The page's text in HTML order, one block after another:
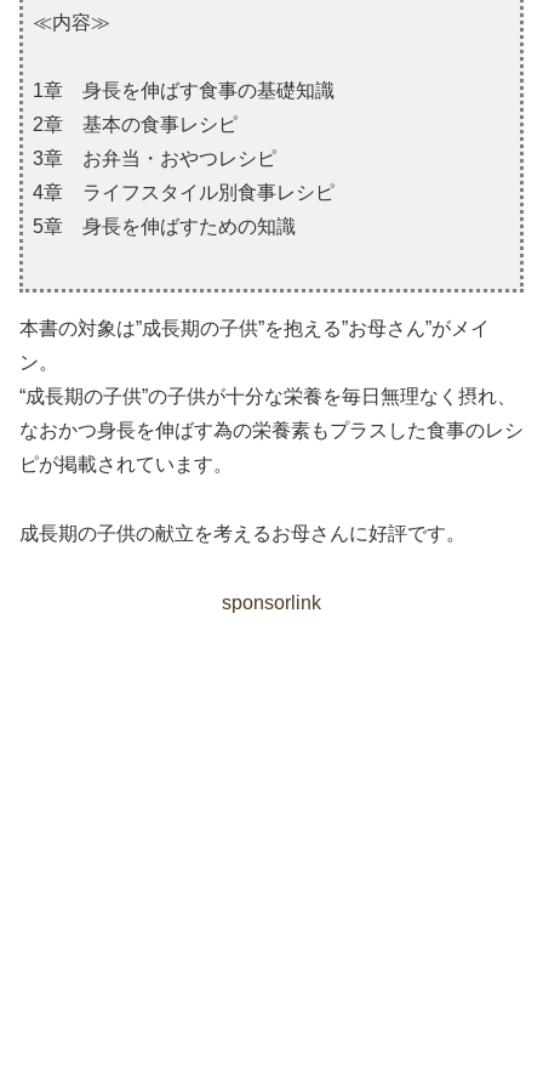
≪内容≫
1章 身長を伸ばす食事の基礎知識
2章 基本の食事レシピ
3章 お弁当・おやつレシピ
4章 ライフスタイル別食事レシピ
5章 身長を伸ばすための知識
本書の対象は”成長期の子供”を抱える”お母さん”がメイ
ン。
“成長期の子供”の子供が十分な栄養を毎日無理なく摂れ、
なおかつ身長を伸ばす為の栄養素もプラスした食事のレシ
ピが掲載されています。
成長期の子供の献立を考えるお母さんに好評です。
sponsorlink